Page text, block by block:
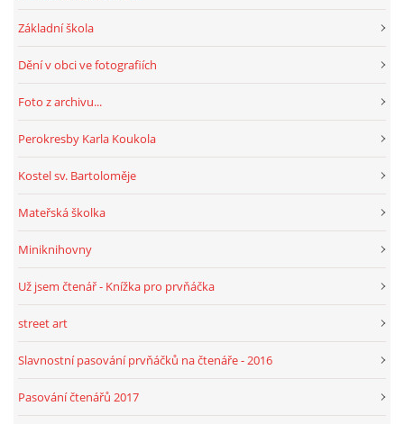
Základní škola
Dění v obci ve fotografiích
Foto z archivu...
Perokresby Karla Koukola
Kostel sv. Bartoloměje
Mateřská školka
Miniknihovny
Už jsem čtenář - Knížka pro prvňáčka
street art
Slavnostní pasování prvňáčků na čtenáře - 2016
Pasování čtenářů 2017